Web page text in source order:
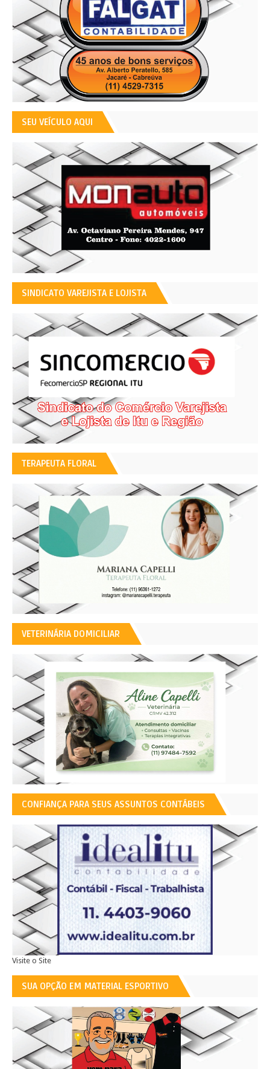
SEU VEÍCULO AQUI
SINDICATO VAREJISTA E LOJISTA
TERAPEUTA FLORAL
VETERINÁRIA DOMICILIAR
CONFIANÇA PARA SEUS ASSUNTOS CONTÁBEIS
Visite o Site
SUA OPÇÃO EM MATERIAL ESPORTIVO